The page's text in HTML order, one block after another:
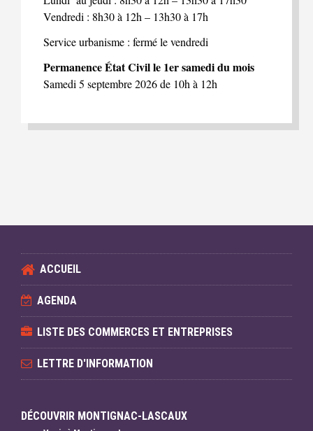
Vendredi : 8h30 à 12h – 13h30 à 17h
Service urbanisme : fermé le vendredi
Permanence État Civil le 1er samedi du mois
Samedi 5 septembre 2026 de 10h à 12h
ACCUEIL
AGENDA
LISTE DES COMMERCES ET ENTREPRISES
LETTRE D'INFORMATION
DÉCOUVRIR MONTIGNAC-LASCAUX